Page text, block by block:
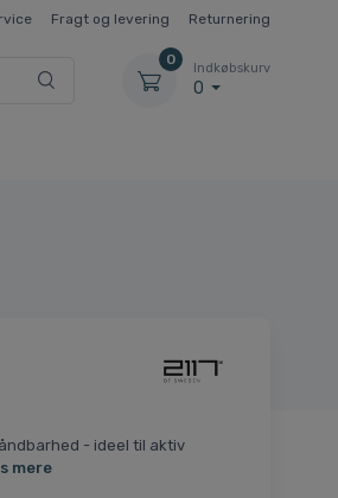
Fragt og levering Returnering
0
Indkøbskurv
0
- ideel til aktiv
mere